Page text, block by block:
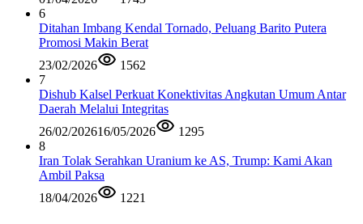
6
Ditahan Imbang Kendal Tornado, Peluang Barito Putera
Promosi Makin Berat
23/02/2026
1562
7
Dishub Kalsel Perkuat Konektivitas Angkutan Umum Antar
Daerah Melalui Integritas
26/02/202616/05/2026
1295
8
Iran Tolak Serahkan Uranium ke AS, Trump: Kami Akan
Ambil Paksa
18/04/2026
1221